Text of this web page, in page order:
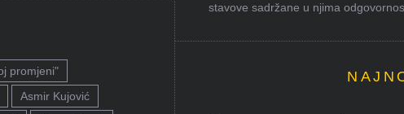
promjeni"
Asmir Kujović
stavove sadržane u njima